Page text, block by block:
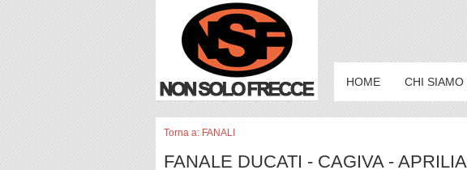
HOME CHI SIAMO
Torna a: FANALI
FANALE DUCATI - CAGIVA - APRILIA